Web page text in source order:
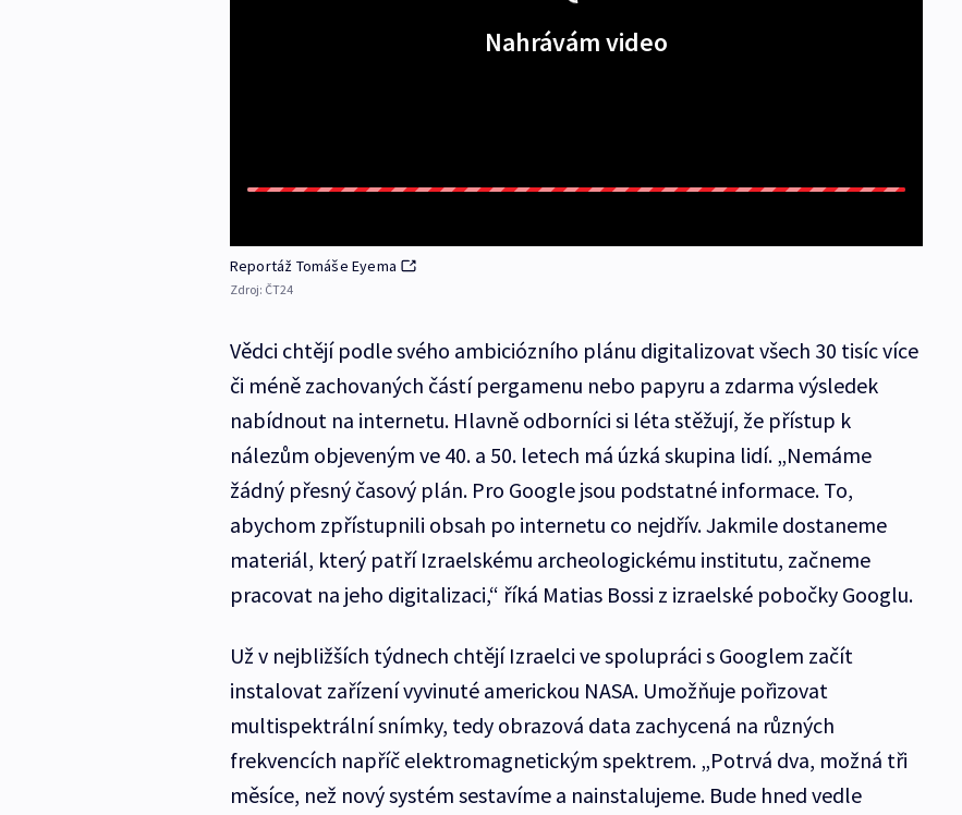
Nahrávám video
Reportáž Tomáše Eyema
Zdroj: ČT24
Vědci chtějí podle svého ambiciózního plánu digitalizovat všech 30 tisíc více
či méně zachovaných částí pergamenu nebo papyru a zdarma výsledek
nabídnout na internetu. Hlavně odborníci si léta stěžují, že přístup k
nálezům objeveným ve 40. a 50. letech má úzká skupina lidí. „Nemáme
žádný přesný časový plán. Pro Google jsou podstatné informace. To,
abychom zpřístupnili obsah po internetu co nejdřív. Jakmile dostaneme
materiál, který patří Izraelskému archeologickému institutu, začneme
pracovat na jeho digitalizaci,“ říká Matias Bossi z izraelské pobočky Googlu.
Už v nejbližších týdnech chtějí Izraelci ve spolupráci s Googlem začít
instalovat zařízení vyvinuté americkou NASA. Umožňuje pořizovat
multispektrální snímky, tedy obrazová data zachycená na různých
frekvencích napříč elektromagnetickým spektrem. „Potrvá dva, možná tři
měsíce, než nový systém sestavíme a nainstalujeme. Bude hned vedle